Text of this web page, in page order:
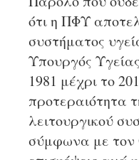
ότι η ΠΦΥ
συστήματος
Υπουργός
1981 μέχρι το
προτεραιότητα
λειτουργικού
σύμφωνα με